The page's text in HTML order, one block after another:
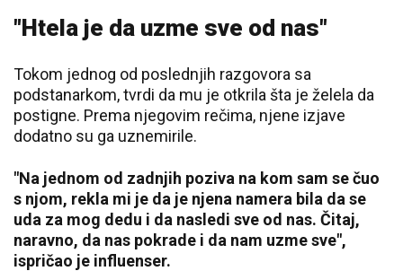
"Htela je da uzme sve od nas"
Tokom jednog od poslednjih razgovora sa
podstanarkom, tvrdi da mu je otkrila šta je želela da
postigne. Prema njegovim rečima, njene izjave
dodatno su ga uznemirile.
"Na jednom od zadnjih poziva na kom sam se čuo
s njom, rekla mi je da je njena namera bila da se
uda za mog dedu i da nasledi sve od nas. Čitaj,
naravno, da nas pokrade i da nam uzme sve",
ispričao je influenser.